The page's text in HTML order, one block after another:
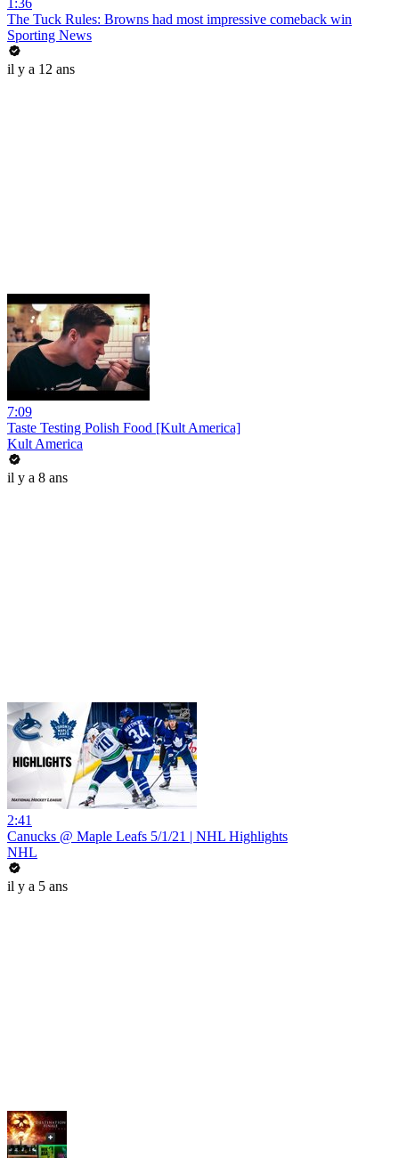
1:36
The Tuck Rules: Browns had most impressive comeback win
Sporting News
il y a 12 ans
7:09
Taste Testing Polish Food [Kult America]
Kult America
il y a 8 ans
2:41
Canucks @ Maple Leafs 5/1/21 | NHL Highlights
NHL
il y a 5 ans